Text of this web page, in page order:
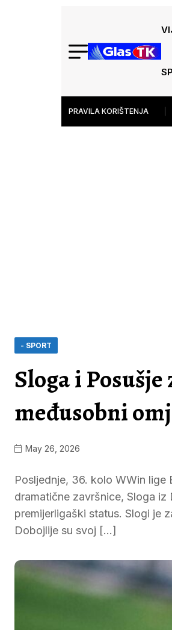
PRAVILA KORIŠTENJA
- SPORT
Sloga i
međusobni
May 26, 2026
Posljednje, 36. kolo WWin
dramatične završnice, Sloga
premijerligaški status. Slogi je
Dobojlije su svoj […]